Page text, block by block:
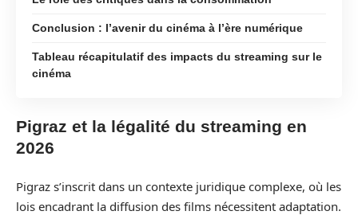
Conclusion : l’avenir du cinéma à l’ère numérique
Tableau récapitulatif des impacts du streaming sur le
cinéma
Pigraz et la légalité du streaming en
2026
Pigraz s’inscrit dans un contexte juridique complexe, où les
lois encadrant la diffusion des films nécessitent adaptation.